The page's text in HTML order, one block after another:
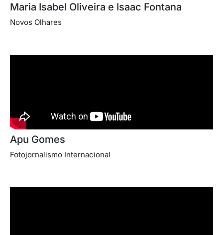
Maria Isabel Oliveira e Isaac Fontana
Novos Olhares
Apu Gomes
Fotojornalismo Internacional